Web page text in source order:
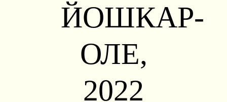
ЙОШКАР-
ОЛЕ,
2022